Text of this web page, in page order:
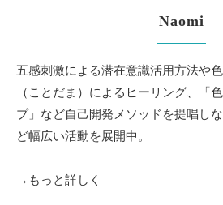
Naomi
五感刺激による潜在意識活用方法や
（ことだま）によるヒーリング、「
プ」など自己開発メソッドを提唱し
ど幅広い活動を展開中。
→もっと詳しく